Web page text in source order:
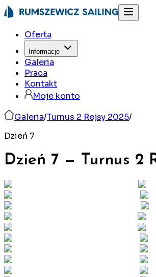
Oferta
Informacje
Galeria
Praca
Kontakt
Moje konto
Galeria/Turnus 2 Rejsy 2025/
Dzień 7
Dzień 7 — Turnus 2